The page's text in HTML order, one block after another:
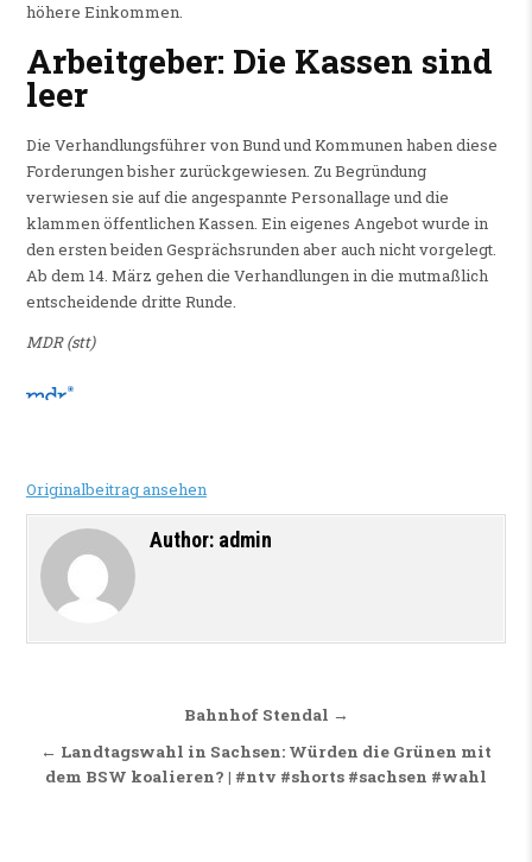
höhere Einkommen.
Arbeitgeber: Die Kassen sind
leer
Die Verhandlungsführer von Bund und Kommunen haben diese
Forderungen bisher zurückgewiesen. Zu Begründung
verwiesen sie auf die angespannte Personallage und die
klammen öffentlichen Kassen. Ein eigenes Angebot wurde in
den ersten beiden Gesprächsrunden aber auch nicht vorgelegt.
Ab dem 14. März gehen die Verhandlungen in die mutmaßlich
entscheidende dritte Runde.
MDR (stt)
Originalbeitrag ansehen
Author: admin
Beitragsnavigation
Bahnhof Stendal →
← Landtagswahl in Sachsen: Würden die Grünen mit
dem BSW koalieren? | #ntv #shorts #sachsen #wahl